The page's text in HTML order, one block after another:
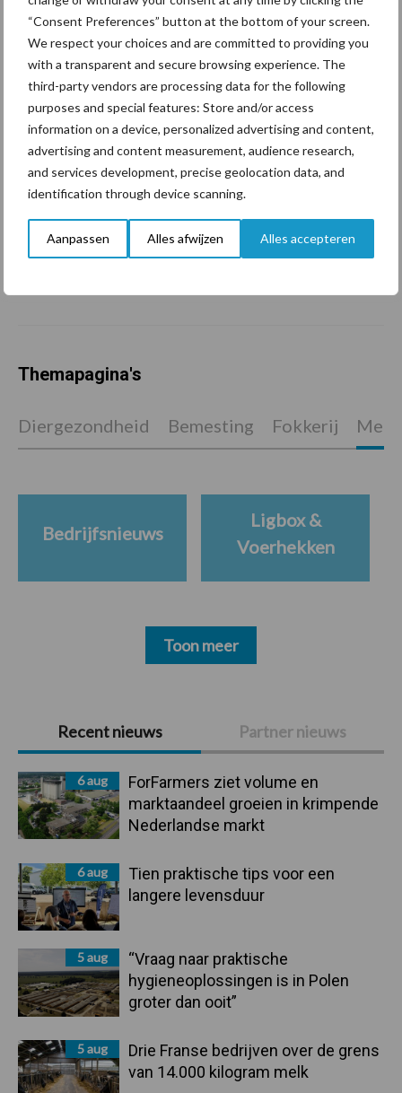
“Consent Preferences” button at the bottom of your screen.
We respect your choices and are committed to providing you
with a transparent and secure browsing experience. The
third-party vendors are processing data for the following
purposes and special features: Store and/or access
information on a device, personalized advertising and content,
advertising and content measurement, audience research,
and services development, precise geolocation data, and
identification through device scanning.
Aanpassen Alles afwijzen Alles accepteren
Primaire
Sidebar
Recent nieuws Partner nieuws
6 aug
ForFarmers ziet volume en
marktaandeel groeien in krimpende
Nederlandse markt
6 aug
Tien praktische tips voor een
langere levensduur
5 aug
“Vraag naar praktische
hygieneoplossingen is in Polen
groter dan ooit”
5 aug
Drie Franse bedrijven over de grens
van 14.000 kilogram melk
marktaandeel groeien in
krimpende Nederlandse
markt
Tien praktische tips voor
een langere levensduur
“Vraag naar praktische
hygieneoplossingen is in
Themapagina's
Diergezondheid Bemesting Fokkerij
Bedrijfsnieuws
Ligbox &
Voerhekken
Toon meer